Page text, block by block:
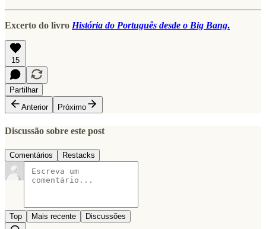
Excerto do livro História do Português desde o Big Bang.
15
Partilhar
Anterior
Próximo
Discussão sobre este post
Comentários Restacks
Top Mais recente Discussões